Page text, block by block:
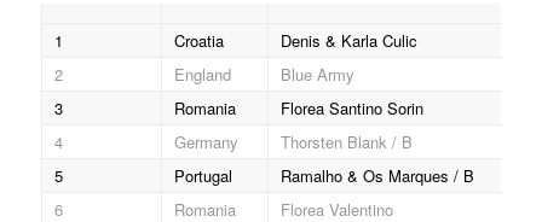
1
Croatia
Denis & Karla Culic
2
England
Blue Army
3
Romania
Florea Santino Sorin
4
Germany
Thorsten Blank / B
5
Portugal
Ramalho & Os Marques / B
6
Romania
Florea Valentino